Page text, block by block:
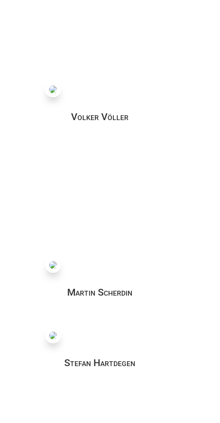
Volker Völler
Martin Scherdin
Stefan Hartdegen